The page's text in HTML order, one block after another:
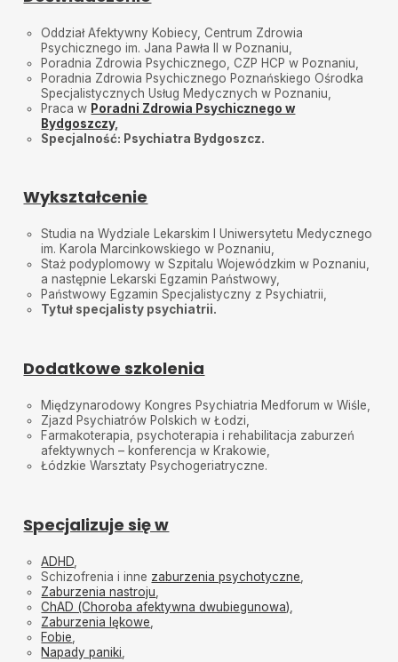
Oddział Afektywny Kobiecy, Centrum Zdrowia
Psychicznego im. Jana Pawła II w Poznaniu,
Poradnia Zdrowia Psychicznego, CZP HCP w Poznaniu,
Poradnia Zdrowia Psychicznego Poznańskiego Ośrodka
Specjalistycznych Usług Medycznych w Poznaniu,
Praca w Poradni Zdrowia Psychicznego w
Bydgoszczy,
Specjalność: Psychiatra Bydgoszcz.
Wykształcenie
Studia na Wydziale Lekarskim I Uniwersytetu Medycznego
im. Karola Marcinkowskiego w Poznaniu,
Staż podyplomowy w Szpitalu Wojewódzkim w Poznaniu,
a następnie Lekarski Egzamin Państwowy,
Państwowy Egzamin Specjalistyczny z Psychiatrii,
Tytuł specjalisty psychiatrii.
Dodatkowe szkolenia
Międzynarodowy Kongres Psychiatria Medforum w Wiśle,
Zjazd Psychiatrów Polskich w Łodzi,
Farmakoterapia, psychoterapia i rehabilitacja zaburzeń
afektywnych – konferencja w Krakowie,
Łódzkie Warsztaty Psychogeriatryczne.
Specjalizuje się w
ADHD
Schizofrenia i inne zaburzenia psychotyczne
Zaburzenia nastroju
ChAD (Choroba afektywna dwubiegunowa)
Zaburzenia lękowe
Fobie
Napady paniki